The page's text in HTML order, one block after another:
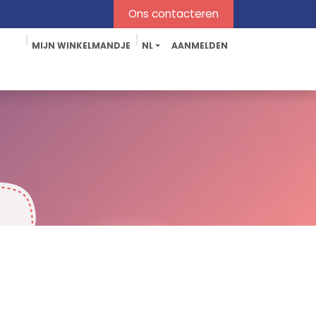
Ons contacteren​​
MIJN WINKELMANDJE NL AANMELDEN